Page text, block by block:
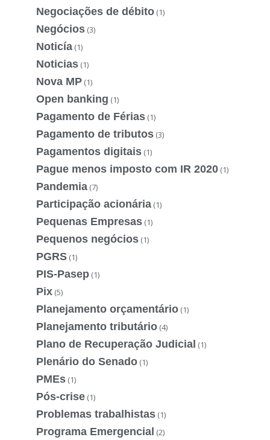
Negociações de débito (1)
Negócios (3)
Noticía (1)
Noticias (1)
Nova MP (1)
Open banking (1)
Pagamento de Férias (1)
Pagamento de tributos (3)
Pagamentos digitais (1)
Pague menos imposto com IR 2020 (1)
Pandemia (7)
Participação acionária (1)
Pequenas Empresas (1)
Pequenos negócios (1)
PGRS (1)
PIS-Pasep (1)
Pix (5)
Planejamento orçamentário (1)
Planejamento tributário (4)
Plano de Recuperação Judicial (1)
Plenário do Senado (1)
PMEs (1)
Pós-crise (1)
Problemas trabalhistas (1)
Programa Emergencial (2)